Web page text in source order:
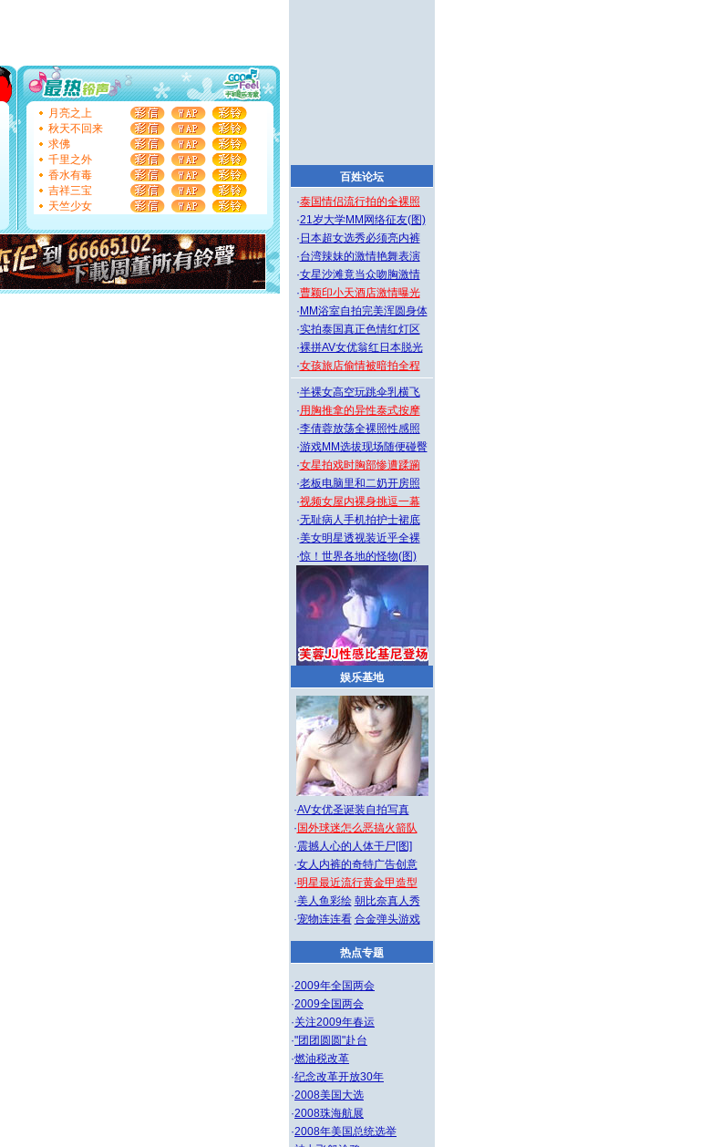
你太多，只有给你五千万：千万快乐！千万要健康！千万
要平安！千万要知足！千万不要忘记我！
[圣诞节]不只这样的日子才会想起你,而是这样的日子才
能正大光明地骚扰你,告诉你,圣诞要快乐!新年要快乐!天天
都要快乐噢!
[圣诞节]奉上一颗祝福的心,在这个特别的日子里,愿幸福,
如意,快乐,鲜花,一切美好的祝愿与你同在.圣诞快乐!
[元旦]
看到你我会触电；看不到你我要充电；没有你我会
断电。爱你是我职业，想你是我事业，抱你是我特长，吻
你是我专业！水晶之恋祝你新年快乐
[元旦]
如果上天让我许三个愿望，一是今生今世和你在一
起；二是再生再世和你在一起；三是三生三世和你不再分
离。水晶之恋祝你新年快乐
[元旦]当我狠下心扭头离去那一刻，你在我身后无助地哭
泣，这痛楚让我明白我多么爱你。我转身抱住你：这猪不
月亮之上
秋天不回来
求佛
千里之外
香水有毒
吉祥三宝
天竺少女
百姓论坛
·泰国情侣流行拍的全裸照
·21岁大学MM网络征友(图)
· 日本超女选秀必须亮内裤
·台湾辣妹的激情艳舞表演
·女星沙滩竟当众吻胸激情
·曹颖印小天酒店激情曝光
· MM浴室自拍完美浑圆身体
·实拍泰国真正色情红灯区
·裸拼AV女优翁红日本脱光
·女孩旅店偷情被暗拍全程
·半裸女高空玩跳伞乳横飞
·用胸推拿的异性泰式按摩
·李倩蓉放荡全裸照性感照
·游戏MM选拔现场随便碰臀
·女星拍戏时胸部惨遭蹂躏
·老板电脑里和二奶开房照
·视频女屋内裸身挑逗一幕
·无耻病人手机拍护士裙底
·美女明星透视装近乎全裸
·惊！世界各地的怪物(图)
娱乐基地
·AV女优圣诞装自拍写真
· 国外球迷怎么恶搞火箭队
·震撼人心的人体干尸[图]
·女人内裤的奇特广告创意
·明星最近流行黄金甲造型
·美人鱼彩绘 朝比奈真人秀
·宠物连连看 合金弹头游戏
热点专题
·2009年全国两会
·2009全国两会
·关注2009年春运
·"团团圆圆"赴台
·燃油税改革
·纪念改革开放30年
·2008美国大选
·2008珠海航展
·2008年美国总统选举